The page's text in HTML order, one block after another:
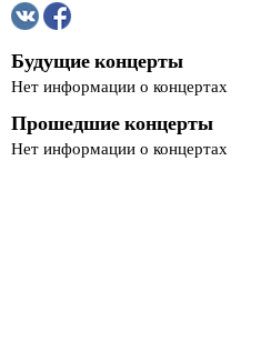
Будущие концерты
Нет информации о концертах
Прошедшие концерты
Нет информации о концертах